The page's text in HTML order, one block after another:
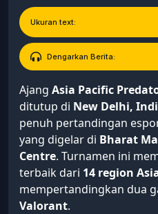
Ukuran text:
Dengarkan Berita:
Ajang Asia Pacific
ditutup di New Delhi,
penuh pertandingan
yang digelar di Bharat
Centre. Turnamen ini
terbaik dari 14 region
mempertandingkan dua
Valorant.